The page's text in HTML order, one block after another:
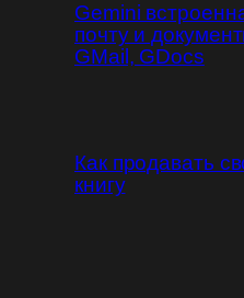
Gemini
почту и
GMail, GDocs
Как продавать
книгу